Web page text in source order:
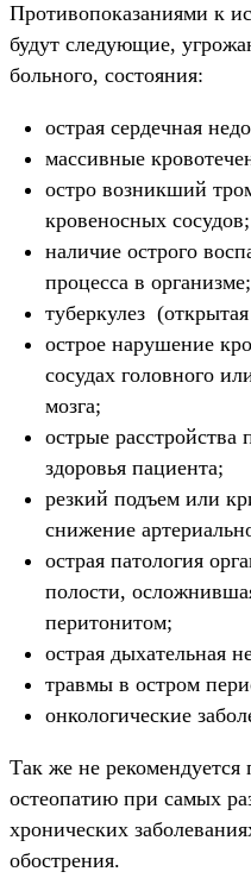
Противопоказаниями к
будут следующие,
больного, состояния:
острая сердечная
массивные
остро возникший
кровеносных сосудов;
наличие острого
процесса в организме;
туберкулез
острое нарушение
сосудах головного
мозга;
острые расстройства
здоровья пациента;
резкий подъем или
снижение
острая патология
полости,
перитонитом;
острая дыхательная
травмы в остром
онкологические
Так же не рекомендуется
остеопатию при самых
хронических
обострения.